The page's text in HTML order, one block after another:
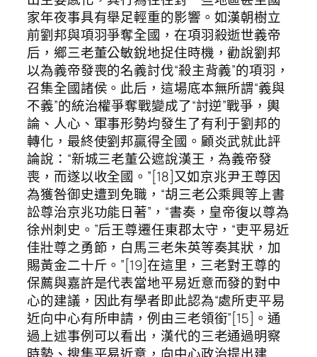
家年夜事具有舉足輕重的影響。如漢朝樹立
前劉邦與項羽爭奪全國，在項羽殺逝世義帝
后，鄉三老董公敏銳地捉住時機，勸說劉邦
以為義帝發喪的名義討伐“殺主背義”的項羽，
召集全國諸侯。此后，這場底本無所謂“義與
不義”的統治權爭奪戰變成了“討逆”戰爭，輿
論、人心、軍事形勢均發生了有利于劉邦的
轉化，最終使劉邦贏得全國。顧炎武就此評
論說：“新城三老董公遮說漢王，為義帝發
喪，而遂以收全國。”[18]又如京兆尹王尊因
為獲咎御史遭到免職，“胡三老公乘興等上書
訟尊治京兆功能日著”，“書奏，皇帝復以尊為
徐州刺史。”后王尊遷任東郡太守，“吏平易近
佳壯尊之勇節，白馬三老朱英等奏其狀，加
賜黃金二十斤。”[19]在這里，三老對王尊的
保薦與嘉許是代表當地平易近意而發的對中
心的建議，因此有學者即此認為“處所吏平易
近向中心有所申請，例由三老領銜”[15]。通
過上述事例可以看出，漢代的三老通過明察